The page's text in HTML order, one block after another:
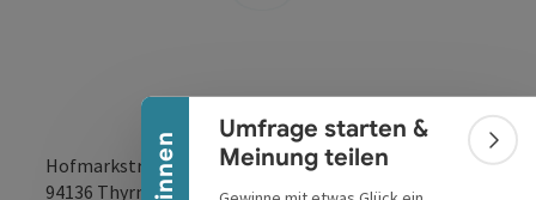
Banner einklappen
Umfrage starten &
Meinung teilen
Hofmarkstr. 32
94136 Thyrnau/Kellberg in Google